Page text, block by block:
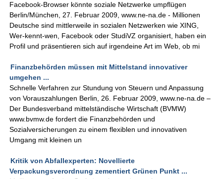
Facebook-Browser könnte soziale Netzwerke umpflügen
Berlin/München, 27. Februar 2009, www.ne-na.de - Millionen
Deutsche sind mittlerweile in sozialen Netzwerken wie XING,
Wer-kennt-wen, Facebook oder StudiVZ organisiert, haben ein
Profil und präsentieren sich auf irgendeine Art im Web, ob mi
Finanzbehörden müssen mit Mittelstand innovativer
umgehen ...
Schnelle Verfahren zur Stundung von Steuern und Anpassung
von Vorauszahlungen Berlin, 26. Februar 2009, www.ne-na.de –
Der Bundesverband mittelständische Wirtschaft (BVMW)
www.bvmw.de fordert die Finanzbehörden und
Sozialversicherungen zu einem flexiblen und innovativen
Umgang mit kleinen un
Kritik von Abfallexperten: Novellierte
Verpackungsverordnung zementiert Grünen Punkt ...